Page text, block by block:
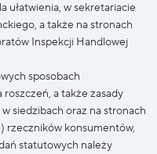
ułatwienia, w sekretariacie
a także na stronach
Inspekcji Handlowej
sposobach
a także zasady
siedzibach oraz na stronach
rzeczników konsumentów,
statutowych należy